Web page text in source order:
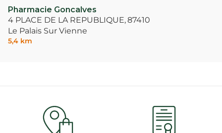
Pharmacie Goncalves
4 PLACE DE LA REPUBLIQUE,87410
Le Palais Sur Vienne
5,4 km